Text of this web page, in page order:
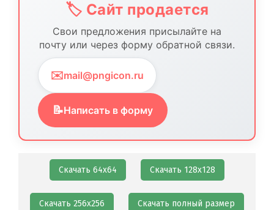
🏷️ Сайт продается
Свои предложения присылайте на
почту или через форму обратной связи.
✉️mail@pngicon.ru
📝Написать в форму
Скачать 64х64 Скачать 128х128
Скачать 256х256 Скачать полный размер